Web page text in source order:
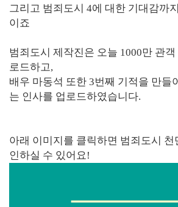
그리고 범죄도시 4에 대한 기대감까
이죠
범죄도시 제작진은 오늘 1000만 관
로드하고,
배우 마동석 또한 3번째 기적을 만들
는 인사를 업로드하였습니다.
아래 이미지를 클릭하면 범죄도시
인하실 수 있어요!